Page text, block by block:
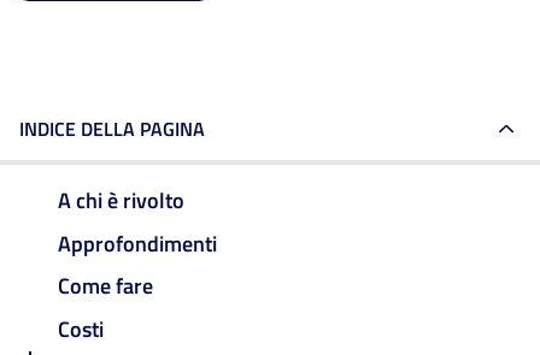
INDICE DELLA PAGINA
A chi è rivolto
Approfondimenti
Come fare
Costi